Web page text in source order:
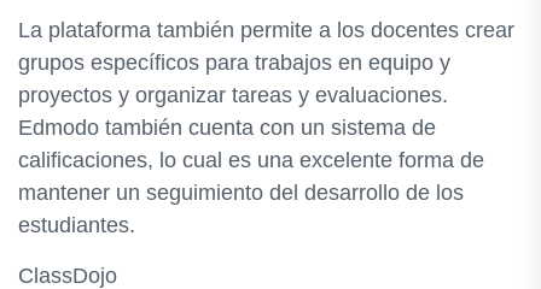
La plataforma también permite a los docentes crear
grupos específicos para trabajos en equipo y
proyectos y organizar tareas y evaluaciones.
Edmodo también cuenta con un sistema de
calificaciones, lo cual es una excelente forma de
mantener un seguimiento del desarrollo de los
estudiantes.
ClassDojo